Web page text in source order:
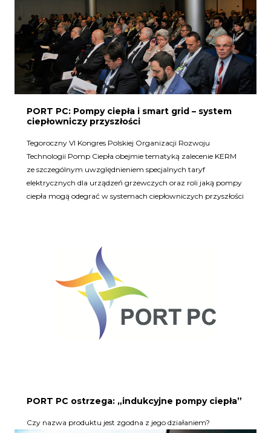
PORT PC: Pompy ciepła i smart grid – system
ciepłowniczy przyszłości
Tegoroczny VI Kongres Polskiej Organizacji Rozwoju
Technologii Pomp Ciepła obejmie tematyką zalecenie KERM
ze szczególnym uwzględnieniem specjalnych taryf
elektrycznych dla urządzeń grzewczych oraz roli jaką pompy
ciepła mogą odegrać w systemach ciepłowniczych przyszłości
PORT PC ostrzega: „indukcyjne pompy ciepła”
Czy nazwa produktu jest zgodna z jego działaniem?